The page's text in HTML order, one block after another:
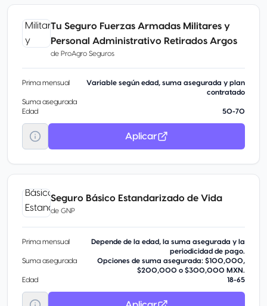
Tu Seguro Fuerzas Armadas Militares y
Personal Administrativo Retirados Argos
de ProAgro Seguros
Prima mensual
Variable según edad, suma asegurada y plan
contratado
Suma asegurada
Edad
50-70
Aplicar
Seguro Básico Estandarizado de Vida
de GNP
Prima mensual
Depende de la edad, la suma asegurada y la
periodicidad de pago.
Suma asegurada
Opciones de suma asegurada: $100,000,
$200,000 o $300,000 MXN.
Edad
18-65